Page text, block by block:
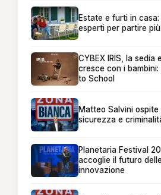
Estate e furti in
esperti per partire
CYBEX IRIS, la sedia
cresce con i
to School
Matteo Salvini ospite
sicurezza e
Planetaria Festival
accoglie il futuro
innovazione